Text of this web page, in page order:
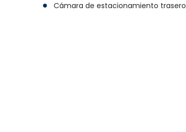
Cámara de estacionamiento trasero